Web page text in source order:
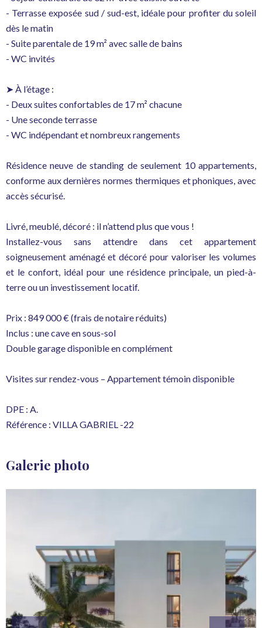
- Terrasse exposée sud / sud-est, idéale pour profiter du soleil
dès le matin
- Suite parentale de 19 m² avec salle de bains
- WC invités
➤ À l’étage :
- Deux suites confortables de 17 m² chacune
- Une seconde terrasse
- WC indépendant et nombreux rangements
Résidence neuve de standing de seulement 10 appartements,
conforme aux dernières normes thermiques et phoniques, avec
accès sécurisé.
Livré, meublé, décoré : il n’attend plus que vous !
Installez-vous sans attendre dans cet appartement
soigneusement aménagé et décoré pour valoriser les volumes
et le confort, idéal pour une résidence principale, un pied-à-
terre ou un investissement locatif.
Prix : 849 000 € (frais de notaire réduits)
Inclus : une cave en sous-sol
Double garage disponible en complément
Visites sur rendez-vous – Appartement témoin disponible
DPE : A.
Référence : VILLA GABRIEL -22
Galerie photo